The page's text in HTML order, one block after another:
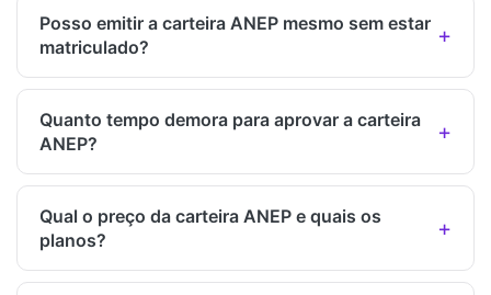
Posso emitir a carteira ANEP mesmo sem estar
matriculado?
Quanto tempo demora para aprovar a carteira
ANEP?
Qual o preço da carteira ANEP e quais os
planos?